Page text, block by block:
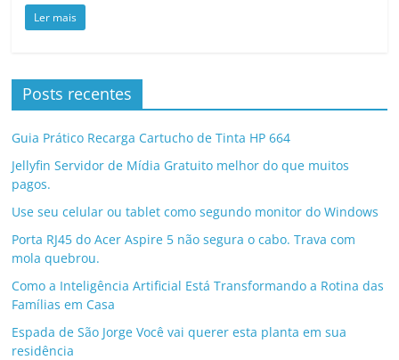
Ler mais
Posts recentes
Guia Prático Recarga Cartucho de Tinta HP 664
Jellyfin Servidor de Mídia Gratuito melhor do que muitos
pagos.
Use seu celular ou tablet como segundo monitor do Windows
Porta RJ45 do Acer Aspire 5 não segura o cabo. Trava com
mola quebrou.
Como a Inteligência Artificial Está Transformando a Rotina das
Famílias em Casa
Espada de São Jorge Você vai querer esta planta em sua
residência